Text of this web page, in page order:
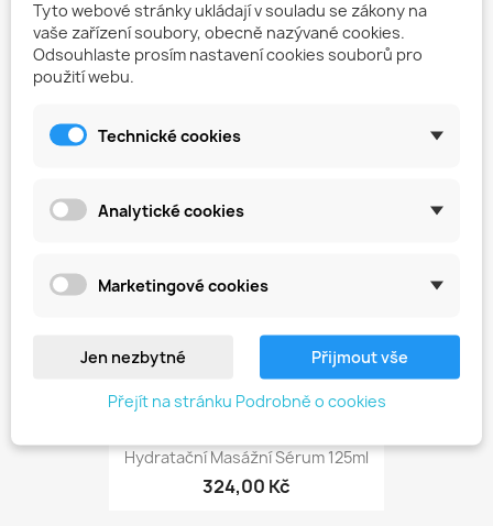
Hydratační Masážní Sérum 125ml
324,00 Kč
Tyto webové stránky ukládají v souladu se zákony na
vaše zařízení soubory, obecně nazývané cookies.
Odsouhlaste prosím nastavení cookies souborů pro
použití webu.
Technické cookies
Analytické cookies
Marketingové cookies
Jen nezbytné Přijmout vše
Přejít na stránku Podrobně o cookies